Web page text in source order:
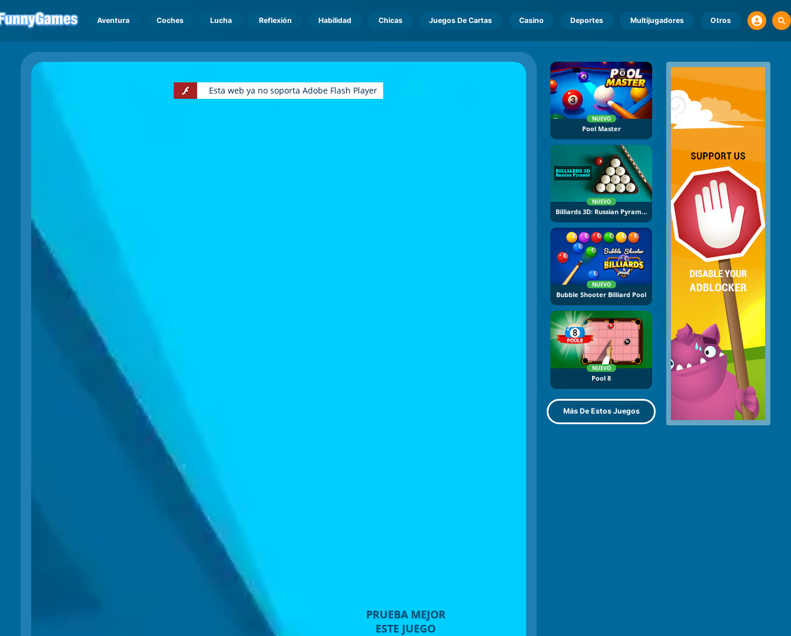
Aventura Coches Lucha Reflexión Habilidad Chicas Juegos De Cartas Casino Deportes Multijugadores Otros
Esta web ya no soporta Adobe Flash Player
PRUEBA MEJOR
ESTE JUEGO
NUEVO
Pool Master
NUEVO
Billiards 3D: Russian Pyramid
NUEVO
Bubble Shooter Billiard Pool
NUEVO
Pool 8
Más De Estos Juegos